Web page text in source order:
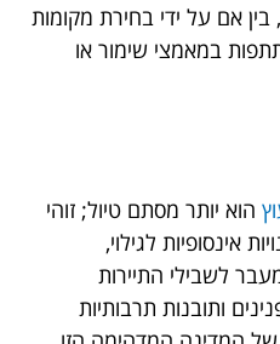
אם על ידי בחירת מקומות
במאמצי שימור או
הוא יותר מסתם טיול; זוהי
אינסופיות לגילוי,
לשבילי התיירות
ותובנות תרבותיות